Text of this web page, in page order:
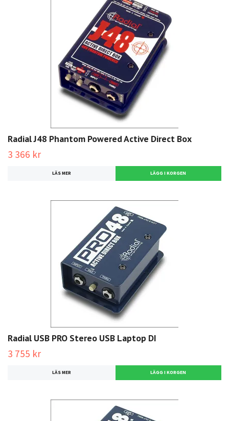
Radial J48 Phantom Powered Active Direct Box
3 366 kr
LÄS MER
Radial USB PRO Stereo USB Laptop DI
3 755 kr
LÄS MER